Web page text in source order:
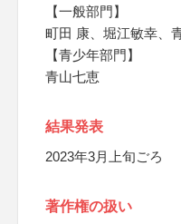
【一般部門】
町田 康、堀江敏幸、
【青少年部門】
青山七恵
結果発表
2023年3月上旬ごろ
著作権の扱い